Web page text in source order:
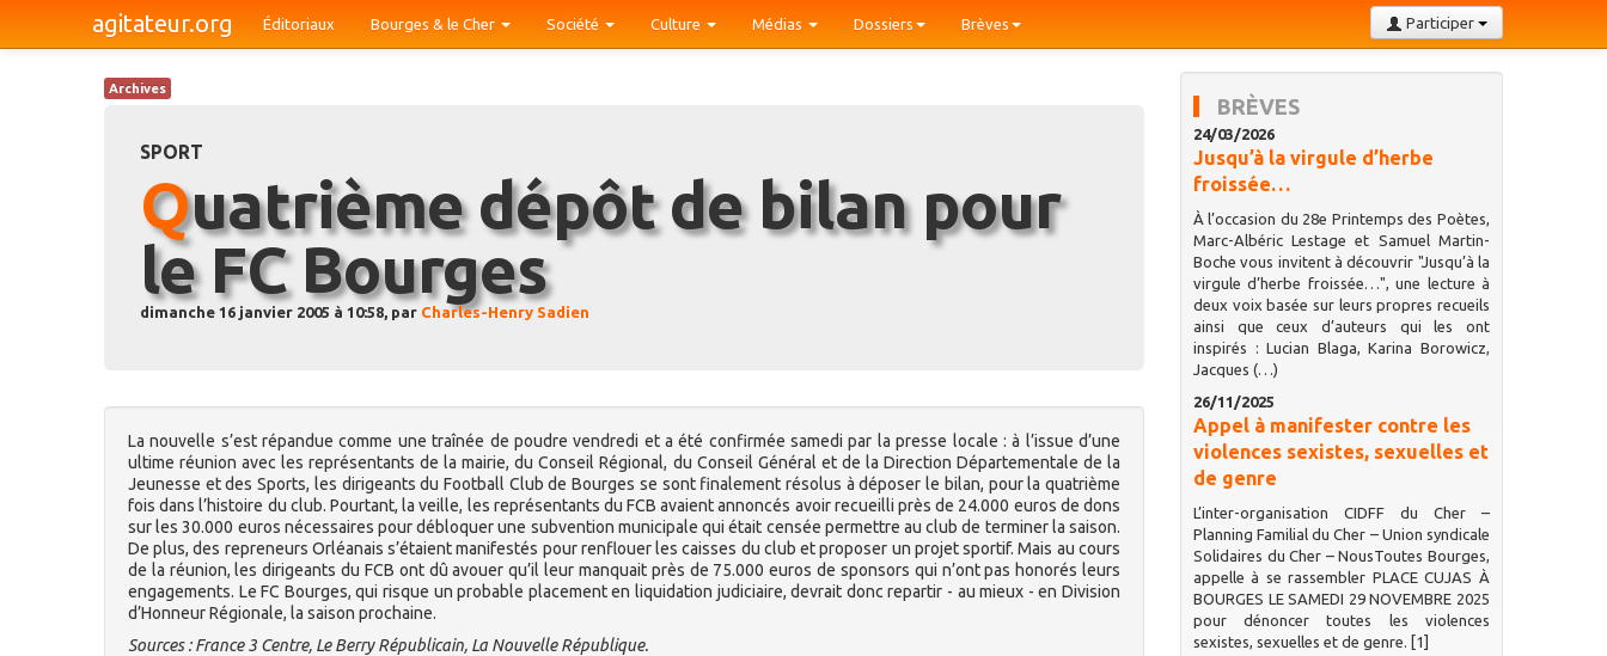
agitateur.org Participer
Éditoriaux Bourges & le Cher Société Culture Médias Dossiers Brèves
Archives
SPORT
Quatrième dépôt de bilan pour
le FC Bourges
dimanche 16 janvier 2005 à 10:58, par Charles-Henry Sadien
La nouvelle s’est répandue comme une traînée de poudre vendredi et a été confirmée samedi par la presse locale : à l’issue d’une
ultime réunion avec les représentants de la mairie, du Conseil Régional, du Conseil Général et de la Direction Départementale de la
Jeunesse et des Sports, les dirigeants du Football Club de Bourges se sont finalement résolus à déposer le bilan, pour la quatrième
fois dans l’histoire du club. Pourtant, la veille, les représentants du FCB avaient annoncés avoir recueilli près de 24.000 euros de dons
sur les 30.000 euros nécessaires pour débloquer une subvention municipale qui était censée permettre au club de terminer la saison.
De plus, des repreneurs Orléanais s’étaient manifestés pour renflouer les caisses du club et proposer un projet sportif. Mais au cours
de la réunion, les dirigeants du FCB ont dû avouer qu’il leur manquait près de 75.000 euros de sponsors qui n’ont pas honorés leurs
engagements. Le FC Bourges, qui risque un probable placement en liquidation judiciaire, devrait donc repartir - au mieux - en Division
d’Honneur Régionale, la saison prochaine.
Sources : France 3 Centre, Le Berry Républicain, La Nouvelle République.
BRÈVES
24/03/2026
Jusqu’à la virgule d’herbe
froissée…
À l’occasion du 28e Printemps des Poètes,
Marc-Albéric Lestage et Samuel Martin-
Boche vous invitent à découvrir "Jusqu’à la
virgule d’herbe froissée…", une lecture à
deux voix basée sur leurs propres recueils
ainsi que ceux d’auteurs qui les ont
inspirés : Lucian Blaga, Karina Borowicz,
Jacques (…)
26/11/2025
Appel à manifester contre les
violences sexistes, sexuelles et
de genre
L’inter-organisation CIDFF du Cher –
Planning Familial du Cher – Union syndicale
Solidaires du Cher – NousToutes Bourges,
appelle à se rassembler PLACE CUJAS À
BOURGES LE SAMEDI 29 NOVEMBRE 2025
pour dénoncer toutes les violences
sexistes, sexuelles et de genre. [1]